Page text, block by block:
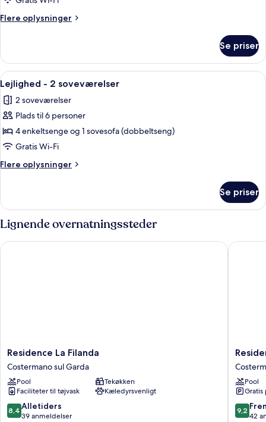
1
soveværelse
Flere oplysninger
Flere
-
soveværelse
Se priser
Indlæs
alle
billeder
af
Lejlighed
-
2
soveværelser
En kompakt opholdsstue med et
1
Lejlighed - 2 soveværelser
2 soveværelser
Plads til 6 personer
4 enkeltsenge og 1 sovesofa (dobbeltseng)
Gratis Wi-Fi
Flere oplysninger
Flere
-
2
soveværelser
Se priser
Lignende overnatningssteder
Residence
La
Filanda
Costermano
sul
Garda
Residence La Filanda
Costermano sul Garda
Pool
Tekøkken
Faciliteter til tøjvask
Kæledyrsvenligt
8.4
ud
8,4 Alletiders
39 anmeldelser
Residence La Filanda
San
Michele
sul
Garda
Pool
Gratis
9.2
ud
9,2
42